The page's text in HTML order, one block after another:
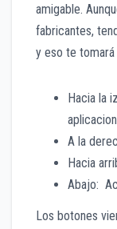
amigable.
fabricantes,
y eso te
Hacia la
A la
Hacia
Abajo:
Los botones